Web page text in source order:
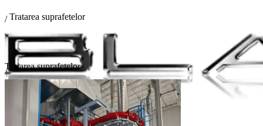
/ Tratarea suprafetelor
Tratarea suprafetelor